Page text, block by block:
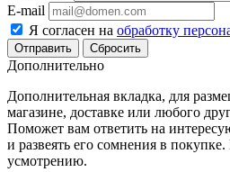
E-mail
Я согласен на обработку
Сбросить
Дополнительно
Дополнительная вкладка, для
магазине, доставке или любого
Поможет вам ответить на
и развеять его сомнения в
усмотрению.